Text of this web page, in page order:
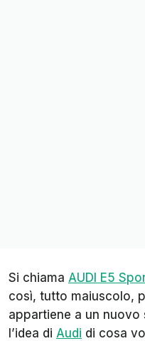
Si chiama AUDI E5
così, tutto maiuscolo,
appartiene a un
l’idea di Audi di cosa